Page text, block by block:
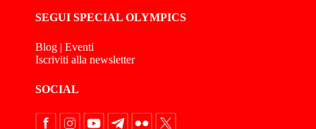
SEGUI SPECIAL OLYMPICS
Blog | Eventi
Iscriviti alla newsletter
SOCIAL